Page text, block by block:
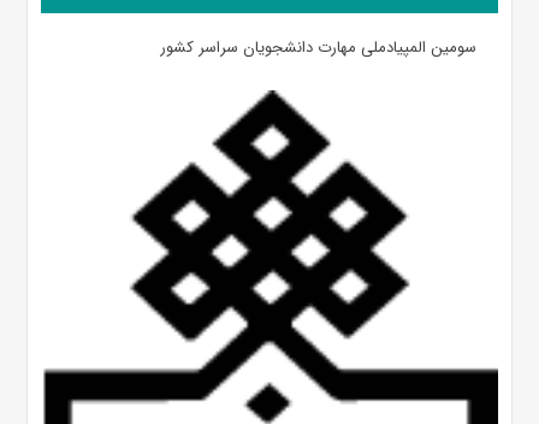
سومین المپیادملی مهارت دانشجویان سراسر کشور